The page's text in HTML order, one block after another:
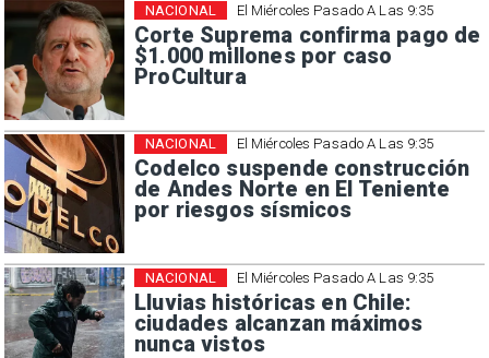
El Miércoles Pasado A Las 9:35
Corte Suprema confirma pago de
$1.000 millones por caso
ProCultura
NACIONAL
El Miércoles Pasado A Las 9:35
Codelco suspende construcción
de Andes Norte en El Teniente
por riesgos sísmicos
NACIONAL
El Miércoles Pasado A Las 9:35
Lluvias históricas en Chile:
ciudades alcanzan máximos
nunca vistos
NACIONAL